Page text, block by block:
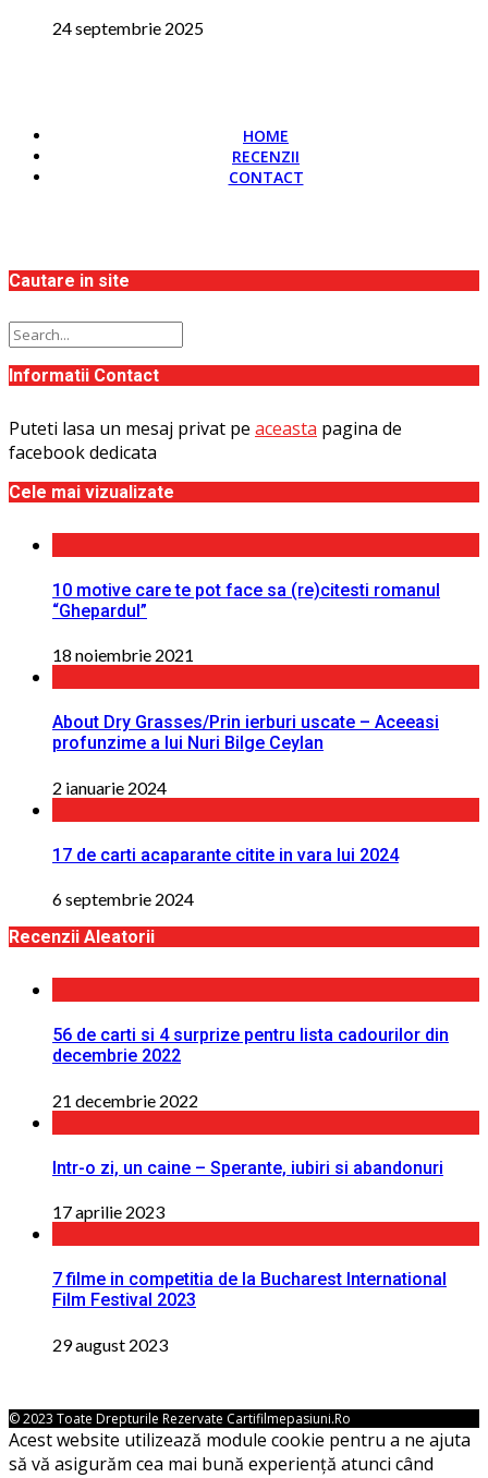
24 septembrie 2025
HOME
RECENZII
CONTACT
Cautare in site
Informatii Contact
Puteti lasa un mesaj privat pe aceasta pagina de
facebook dedicata
Cele mai vizualizate
10 motive care te pot face sa (re)citesti romanul
“Ghepardul”
18 noiembrie 2021
About Dry Grasses/Prin ierburi uscate – Aceeasi
profunzime a lui Nuri Bilge Ceylan
2 ianuarie 2024
17 de carti acaparante citite in vara lui 2024
6 septembrie 2024
Recenzii Aleatorii
56 de carti si 4 surprize pentru lista cadourilor din
decembrie 2022
21 decembrie 2022
Intr-o zi, un caine – Sperante, iubiri si abandonuri
17 aprilie 2023
7 filme in competitia de la Bucharest International
Film Festival 2023
29 august 2023
© 2023 Toate Drepturile Rezervate Cartifilmepasiuni.ro
Acest website utilizează module cookie pentru a ne ajuta
să vă asigurăm cea mai bună experiență atunci când